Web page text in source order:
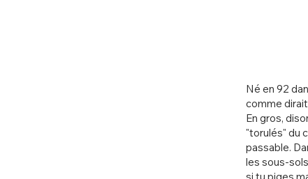
Né en 92
comme
En gros,
"torulés" du
passable.
les sous-